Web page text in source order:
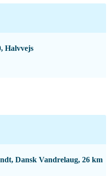
Halvvejs
Dansk Vandrelaug, 26 km